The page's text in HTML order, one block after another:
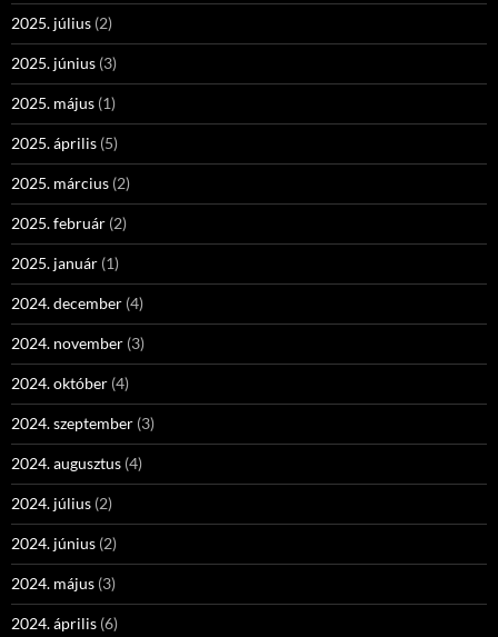
2025. július (2)
2025. június (3)
2025. május (1)
2025. április (5)
2025. március (2)
2025. február (2)
2025. január (1)
2024. december (4)
2024. november (3)
2024. október (4)
2024. szeptember (3)
2024. augusztus (4)
2024. július (2)
2024. június (2)
2024. május (3)
2024. április (6)